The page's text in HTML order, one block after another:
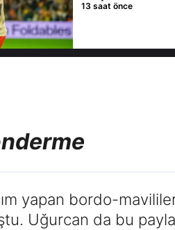
13 saat önce
yapan bordo-
Uğurcan da bu